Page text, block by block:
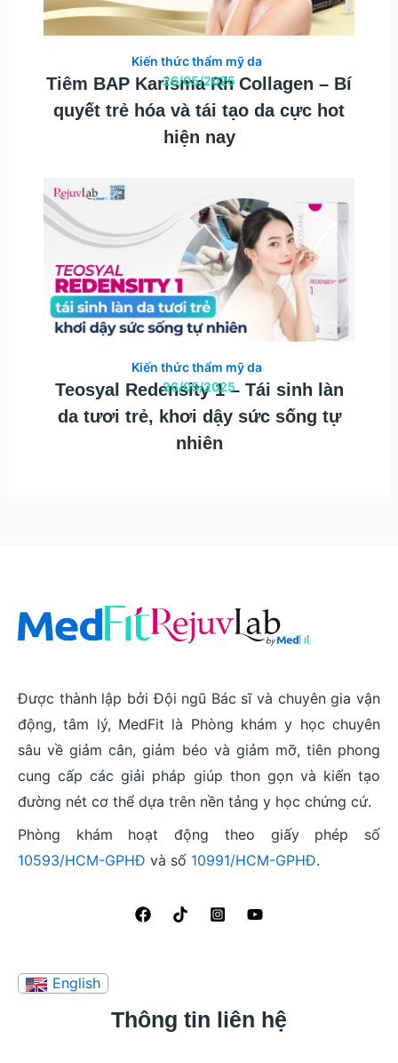
Tiêm BAP Karisma Rh Collagen – Bí
quyết trẻ hóa và tái tạo da cực hot
hiện nay
Kiến thức thẩm mỹ da
26/05/2025
Teosyal Redensity 1 – Tái sinh làn
da tươi trẻ, khơi dậy sức sống tự
nhiên
Kiến thức thẩm mỹ da
26/05/2025
Được thành lập bởi Đội ngũ Bác sĩ và chuyên gia vận
động, tâm lý, MedFit là Phòng khám y học chuyên
sâu về giảm cân, giảm béo và giảm mỡ, tiên phong
cung cấp các giải pháp giúp thon gọn và kiến tạo
đường nét cơ thể dựa trên nền tảng y học chứng cứ.
Phòng khám hoạt động theo giấy phép số
10593/HCM-GPHĐ và số 10991/HCM-GPHĐ.
Thông tin liên hệ